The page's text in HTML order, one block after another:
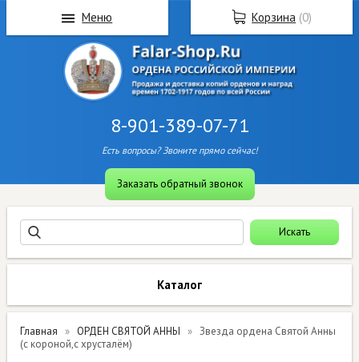
8-901-389-07-71
Есть вопросы? Звоните прямо сейчас!
Заказать обратный звонок
Каталог
Главная ОРДЕН СВЯТОЙ АННЫ
Звезда ордена Святой Анны
(с короной,с хрусталём)
Корзина (0)
Меню